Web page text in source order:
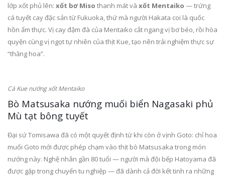
lớp xốt phủ lên: xốt bơ Miso thanh mát và xốt Mentaiko — trứng
cá tuyết cay đặc sản từ Fukuoka, thứ mà người Hakata coi là quốc
hồn ẩm thực. Vị cay đậm đà của Mentaiko cắt ngang vị bơ béo, rồi hòa
quyện cùng vị ngọt tự nhiên của thịt Kue, tạo nên trải nghiệm thực sự
“thăng hoa”.
Cá Kue nướng xốt Mentaiko
Bò Matsusaka nướng muối biển Nagasaki phủ
Mù tạt bông tuyết
Đại sứ Tomisawa đã có một quyết định từ khi còn ở vịnh Goto: chỉ hoa
muối Goto mới được phép chạm vào thịt bò Matsusaka trong món
nướng này. Nghệ nhân gần 80 tuổi — người mà đội bếp Hatoyama đã
được gặp trong chuyến tu nghiệp — đã dành cả đời kết tinh ra những